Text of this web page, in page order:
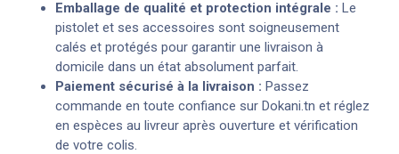
Emballage de qualité et protection intégrale : Le
pistolet et ses accessoires sont soigneusement
calés et protégés pour garantir une livraison à
domicile dans un état absolument parfait.
Paiement sécurisé à la livraison : Passez
commande en toute confiance sur Dokani.tn et réglez
en espèces au livreur après ouverture et vérification
de votre colis.